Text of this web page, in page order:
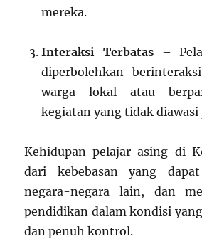
mereka.
Interaksi Terbatas –
diperbolehkan
warga lokal atau
kegiatan yang tidak
Kehidupan pelajar asing di
dari kebebasan yang
negara-negara lain, dan
pendidikan dalam kondisi
dan penuh kontrol.